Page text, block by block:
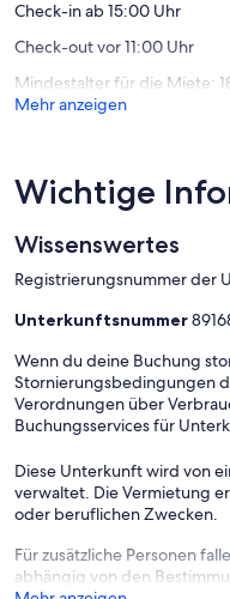
Umgebung und leckerem
und Essen.
-8km Kloster von Arkadi,
die Sie besuchen sollten,
Kloster mit langer Geschichte.
ist.
1041K91002892801]
Check-in ab 15:00 Uhr
Check-out vor 11:00 Uhr
Mindestalter für die Miete:
Mehr anzeigen
Wichtige
Wissenswertes
Registrierungsnummer der
Unterkunftsnummer
Wenn du deine Buchung
Stornierungsbedingungen
Verordnungen über
Buchungsservices für
Diese Unterkunft wird von
verwaltet. Die Vermietung
oder beruflichen Zwecken.
Für zusätzliche Personen
abhängig von den